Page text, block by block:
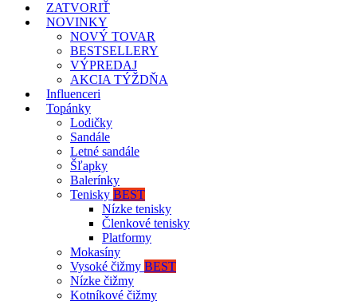
ZATVORIŤ
NOVINKY
NOVÝ TOVAR
BESTSELLERY
VÝPREDAJ
AKCIA TÝŽDŇA
Influenceri
Topánky
Lodičky
Sandále
Letné sandále
Šľapky
Balerínky
Tenisky BEST
Nízke tenisky
Členkové tenisky
Platformy
Mokasíny
Vysoké čižmy BEST
Nízke čižmy
Kotníkové čižmy